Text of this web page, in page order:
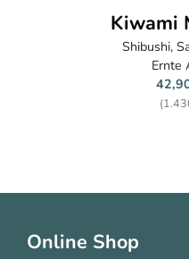
Online Shop